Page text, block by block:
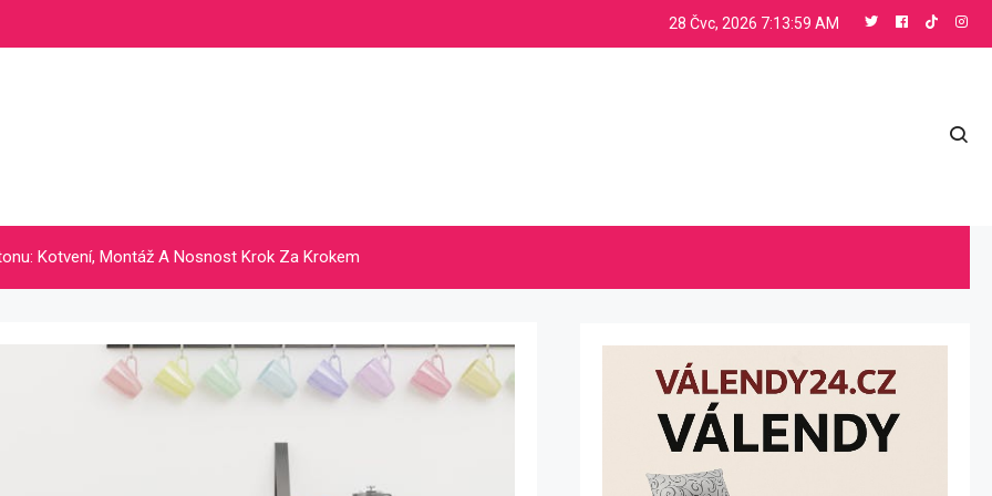
28 Čvc, 2026 7:14:00 AM
Kotvení, Montáž A Nosnost Krok Za Krokem